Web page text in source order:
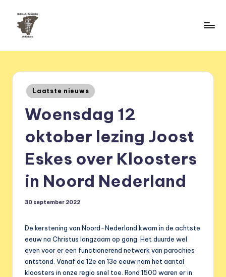
Geplaatst
in
Laatste nieuws
Woensdag 12
oktober lezing Joost
Eskes over Kloosters
in Noord Nederland
30 september 2022
De kerstening van Noord-Nederland kwam in de achtste
eeuw na Christus langzaam op gang. Het duurde wel
even voor er een functionerend netwerk van parochies
ontstond. Vanaf de 12e en 13e eeuw nam het aantal
kloosters in onze regio snel toe. Rond 1500 waren er in